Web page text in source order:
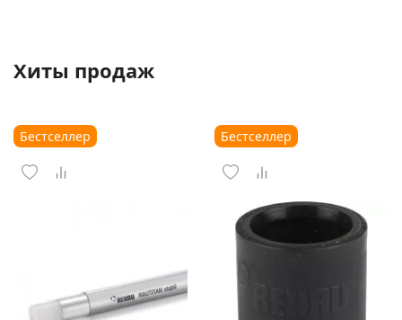
Хиты продаж
Бестселлер Бестселлер